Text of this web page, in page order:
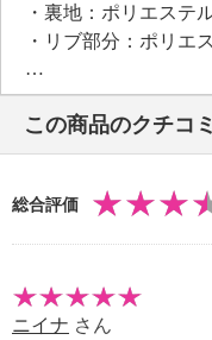
・裏地：ポリエステ
・リブ部分：ポリエ
レタン２％
【メンテナンス（絵
・手洗い：可
・漂白処理：塩素系
・自然乾燥：日陰の
・アイロン仕上げ：
・ウエットクリーニ
【メンテナンス（ケ
この商品のクチコミ
総合評価
ニイナ さん